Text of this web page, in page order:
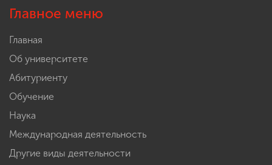
Главное меню
Главная
Об университете
Абитуриенту
Обучение
Наука
Международная деятельность
Другие виды деятельности